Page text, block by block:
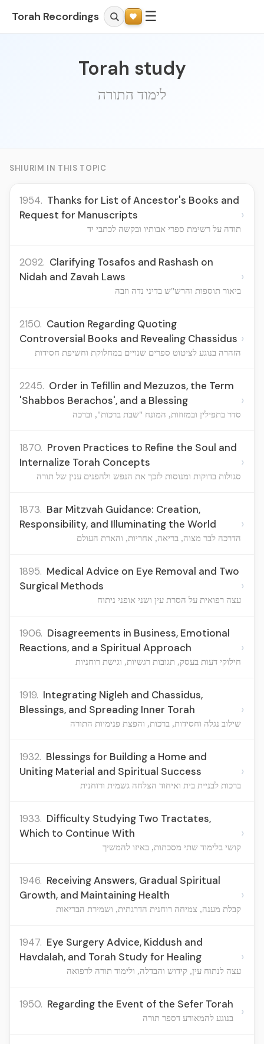
Torah Recordings ☰
Torah study
לימוד התורה
SHIURIM IN THIS TOPIC
1954. Thanks for List of Ancestor's Books and
Request for Manuscripts
תודה על רשימת ספרי אבותיו ובקשה לכתבי יד
›
2092. Clarifying Tosafos and Rashash on
Nidah and Zavah Laws
ביאור תוספות והרש"ש בדיני נדה וזבה
›
2150. Caution Regarding Quoting
Controversial Books and Revealing Chassidus
הזהרה בנוגע לציטוט ספרים שנויים במחלוקת וחשיפת חסידות
›
2245. Order in Tefillin and Mezuzos, the Term
'Shabbos Berachos', and a Blessing
סדר בתפילין ובמזוזות, המונח "שבת ברכות", וברכה
›
1870. Proven Practices to Refine the Soul and
Internalize Torah Concepts
סגולות בדוקות ומנוסות לזכך את הנפש ולהפנים ענין של תורה
›
1873. Bar Mitzvah Guidance: Creation,
Responsibility, and Illuminating the World
הדרכה לבר מצוה, בריאה, אחריות, והארת העולם
›
1895. Medical Advice on Eye Removal and Two
Surgical Methods
עצה רפואית על הסרת עין ושני אופני ניתוח
›
1906. Disagreements in Business, Emotional
Reactions, and a Spiritual Approach
חילוקי דעות בעסק, תגובות רגשיות, וגישת רוחניות
›
1919. Integrating Nigleh and Chassidus,
Blessings, and Spreading Inner Torah
שילוב נגלה וחסידות, ברכות, והפצת פנימיות התורה
›
1932. Blessings for Building a Home and
Uniting Material and Spiritual Success
ברכות לבניית בית ואיחוד הצלחה גשמית ורוחנית
›
1933. Difficulty Studying Two Tractates,
Which to Continue With
קושי בלימוד שתי מסכתות, באיזו להמשיך
›
1946. Receiving Answers, Gradual Spiritual
Growth, and Maintaining Health
קבלת מענה, צמיחה רוחנית הדרגתית, ושמירת הבריאות
›
1947. Eye Surgery Advice, Kiddush and
Havdalah, and Torah Study for Healing
עצה לנתוח עין, קידוש והבדלה, ולימוד תורה לרפואה
›
1950. Regarding the Event of the Sefer Torah
בנוגע להמאורע דספר תורה ›